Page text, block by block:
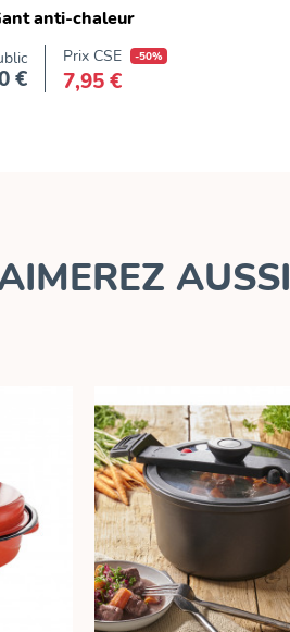
anti-chaleur
Prix
€
Prix CSE -50%
7,95 €
AUSSI